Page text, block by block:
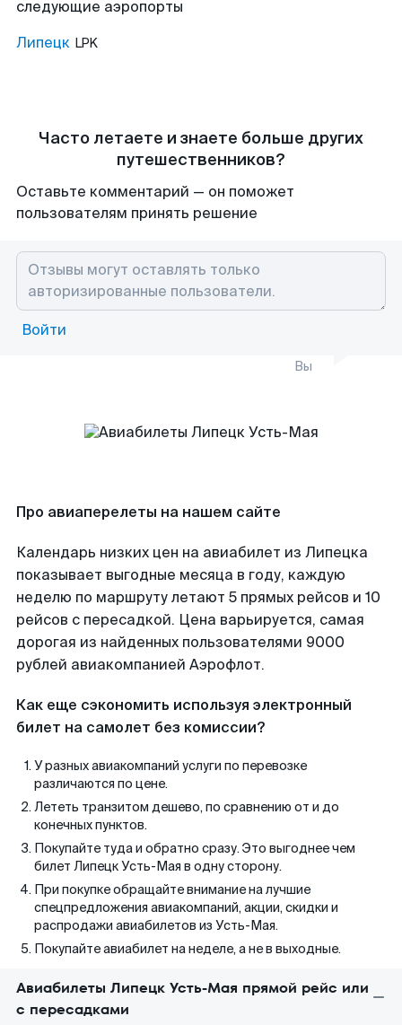
следующие аэропорты
Липецк LPK
Часто летаете и знаете больше других
путешественников?
Оставьте комментарий — он поможет
пользователям принять решение
Войти
Вы
Про авиаперелеты на нашем сайте
Календарь низких цен на авиабилет из Липецка
показывает выгодные месяца в году, каждую
неделю по маршруту летают 5 прямых рейсов и 10
рейсов с пересадкой. Цена варьируется, самая
дорогая из найденных пользователями 9000
рублей авиакомпанией Аэрофлот.
Как еще сэкономить используя электронный
билет на самолет без комиссии?
У разных авиакомпаний услуги по перевозке
различаются по цене.
Лететь транзитом дешево, по сравнению от и до
конечных пунктов.
Покупайте туда и обратно сразу. Это выгоднее чем
билет Липецк Усть-Мая в одну сторону.
При покупке обращайте внимание на лучшие
спецпредложения авиакомпаний, акции, скидки и
распродажи авиабилетов из Усть-Мая.
Покупайте авиабилет на неделе, а не в выходные.
Авиабилеты Липецк Усть-Мая прямой рейс или
с пересадками